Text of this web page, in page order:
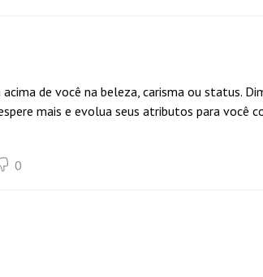
de você na beleza, carisma ou status.
mais e evolua seus atributos para você
0